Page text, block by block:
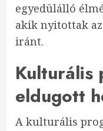
egyedülálló
akik nyitottak
iránt.
Kulturális
eldugott
A kulturális